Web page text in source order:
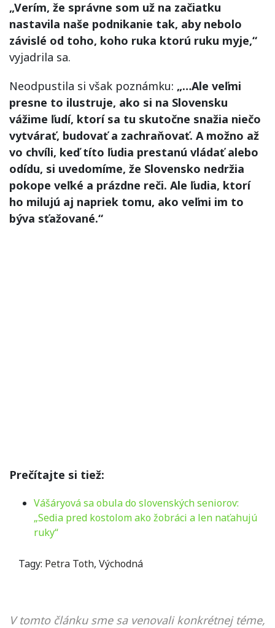
„Verím, že správne som už na začiatku
nastavila naše podnikanie tak, aby nebolo
závislé od toho, koho ruka ktorú ruku myje,“
vyjadrila sa.
Neodpustila si však poznámku: „…Ale veľmi
presne to ilustruje, ako si na Slovensku
vážime ľudí, ktorí sa tu skutočne snažia niečo
vytvárať, budovať a zachraňovať. A možno až
vo chvíli, keď títo ľudia prestanú vládať alebo
odídu, si uvedomíme, že Slovensko nedržia
pokope veľké a prázdne reči. Ale ľudia, ktorí
ho milujú aj napriek tomu, ako veľmi im to
býva sťažované.“
Prečítajte si tiež:
Vášáryová sa obula do slovenských seniorov:
„Sedia pred kostolom ako žobráci a len naťahujú
ruky“
Tagy: Petra Toth, Východná
V tomto článku sme sa venovali konkrétnej téme,